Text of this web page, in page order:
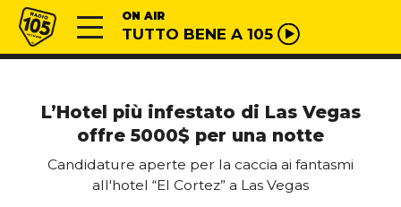
Vai al contenuto
Radio 105 ON AIR
TUTTO BENE A 105
L’Hotel più infestato di Las Vegas
offre 5000$ per una notte
Candidature aperte per la caccia ai fantasmi
all'hotel “El Cortez” a Las Vegas